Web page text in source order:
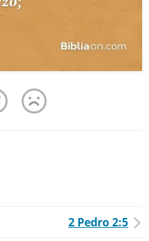
2 Pedro 2:5